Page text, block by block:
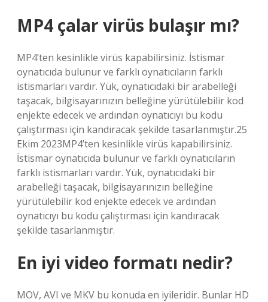
MP4 çalar virüs bulaşır mı?
MP4’ten kesinlikle virüs kapabilirsiniz. İstismar
oynatıcıda bulunur ve farklı oynatıcıların farklı
istismarları vardır. Yük, oynatıcıdaki bir arabelleği
taşacak, bilgisayarınızın belleğine yürütülebilir kod
enjekte edecek ve ardından oynatıcıyı bu kodu
çalıştırması için kandıracak şekilde tasarlanmıştır.25
Ekim 2023MP4’ten kesinlikle virüs kapabilirsiniz.
İstismar oynatıcıda bulunur ve farklı oynatıcıların
farklı istismarları vardır. Yük, oynatıcıdaki bir
arabelleği taşacak, bilgisayarınızın belleğine
yürütülebilir kod enjekte edecek ve ardından
oynatıcıyı bu kodu çalıştırması için kandıracak
şekilde tasarlanmıştır.
En iyi video formatı nedir?
MOV, AVI ve MKV bu konuda en iyileridir. Bunlar HD